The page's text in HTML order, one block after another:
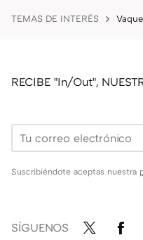
TEMAS DE INTERÉS
RECIBE "In/Out",
Suscribiéndote aceptas nuestra
SÍGUENOS